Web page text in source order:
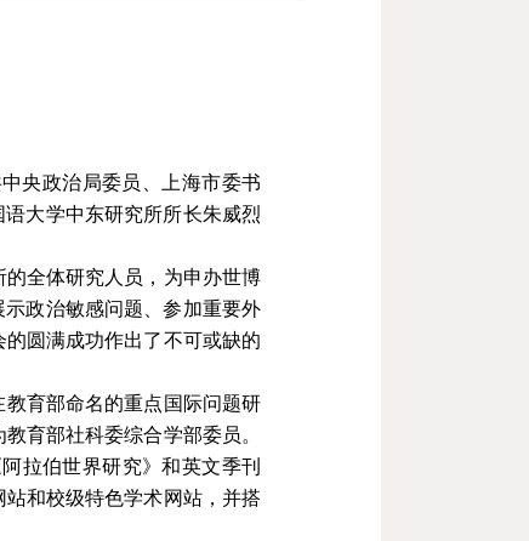
央政治局委员、上海市委书
大学中东研究所所长朱威烈
全体研究人员，为申办世博
政治敏感问题、参加重要外
圆满成功作出了不可或缺的
育部命名的重点国际问题研
育部社科委综合学部委员。
拉伯世界研究》和英文季刊
和校级特色学术网站，并搭